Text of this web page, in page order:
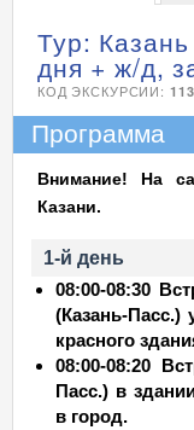
Тур:
дня + ж/д,
КОД ЭКСКУРСИИ:
Программа
Внимание! На
Казани.
1-й день
08:00-08:30
(Казань-Пасс.)
красного
08:00-08:20
Пасс.) в
в город.